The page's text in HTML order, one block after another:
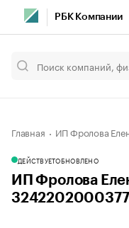
РБК Компании
Главная ИП Фролова
ДЕЙСТВУЕТОБНОВЛЕНО
ИП Фролова